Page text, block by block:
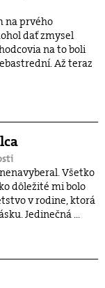
na prvého
dať zmysel
na to boli
Až teraz
Všetko
dôležité mi bolo
v rodine, ktorá
Jedinečná ...